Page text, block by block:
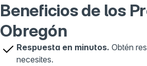
Beneficios de los
Obregón
Respuesta en minutos. Obtén
necesites.